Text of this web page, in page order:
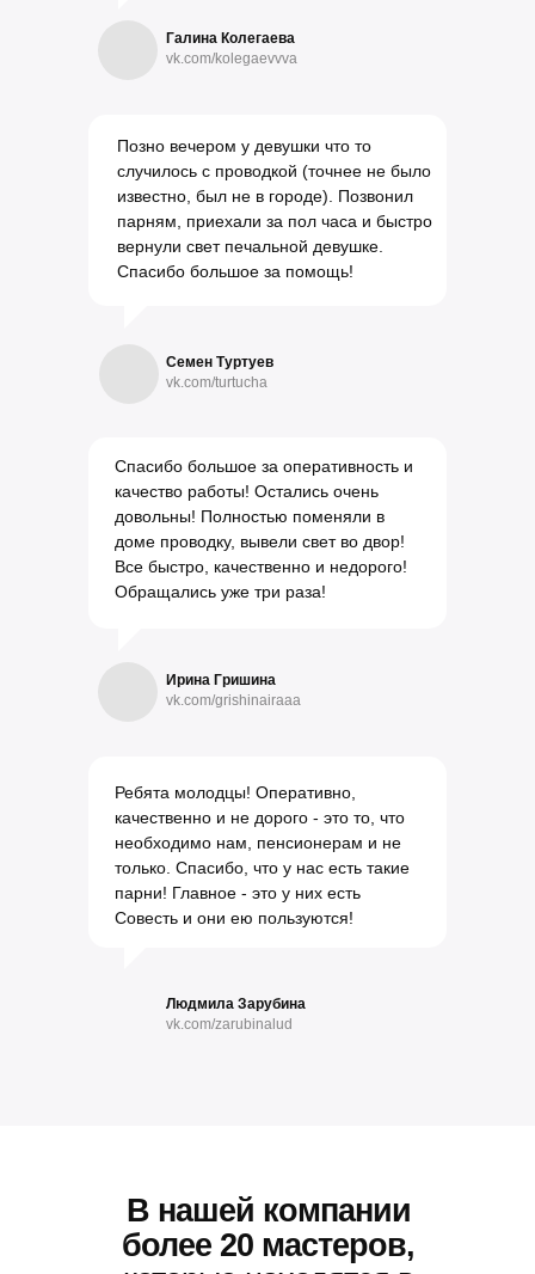
Галина Колегаева
Позно вечером у девушки что то
случилось с проводкой (точнее не было
известно, был не в городе). Позвонил
парням, приехали за пол часа и быстро
вернули свет печальной девушке.
Спасибо большое за помощь!
vk.com/turtucha
vk.com/kolegaevvva
Семен Туртуев
Ирина Гришина
Спасибо большое за оперативность и
качество работы! Остались очень
довольны! Полностью поменяли в
доме проводку, вывели свет во двор!
Все быстро, качественно и недорого!
Обращались уже три раза!
Ребята молодцы! Оперативно,
качественно и не дорого - это то, что
необходимо нам, пенсионерам и не
только. Спасибо, что у нас есть такие
парни! Главное - это у них есть
Совесть и они ею пользуются!
vk.com/zarubinalud
vk.com/grishinairaaa
Людмила Зарубина
В нашей компании
более 20 мастеров,